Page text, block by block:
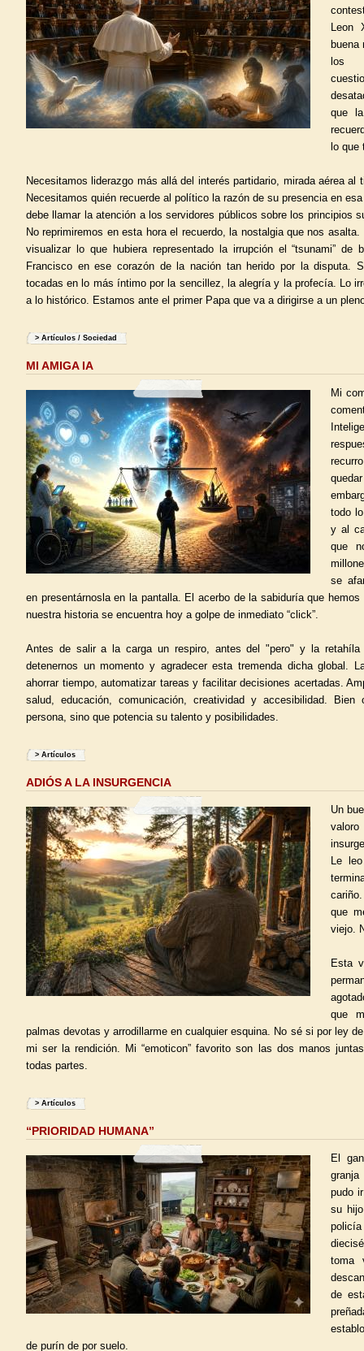
Leon
buena
los
que
lo que
Necesitamos liderazgo más allá del interés partidario, mirada aérea al
Necesitamos quién recuerde al político la razón de su presencia en
debe llamar la atención a los servidores públicos sobre los principios
No reprimiremos en esta hora el recuerdo, la nostalgia que nos
visualizar lo que hubiera representado la irrupción el “tsunami” de
Francisco en ese corazón de la nación tan herido por la disputa.
tocadas en lo más íntimo por la sencillez, la alegría y la profecía. Lo
a lo histórico. Estamos ante el primer Papa que va a dirigirse a un
> Artículos / Sociedad
MI AMIGA IA
Mi
todo
y al
que
se
en presentárnosla en la pantalla. El acerbo de la sabiduría que
nuestra historia se encuentra hoy a golpe de inmediato “click”.
Antes de salir a la carga un respiro, antes del "pero" y la retahíla
detenernos un momento y agradecer esta tremenda dicha global.
ahorrar tiempo, automatizar tareas y facilitar decisiones acertadas.
salud, educación, comunicación, creatividad y accesibilidad.
persona, sino que potencia su talento y posibilidades.
> Artículos
ADIÓS A LA INSURGENCIA
Un
Le
que
viejo.
Esta
que
palmas devotas y arrodillarme en cualquier esquina. No sé si por ley
mi ser la rendición. Mi “emoticon” favorito son las dos manos
todas partes.
> Artículos
“PRIORIDAD HUMANA”
El
pudo
su
toma
de
de purín de por suelo.